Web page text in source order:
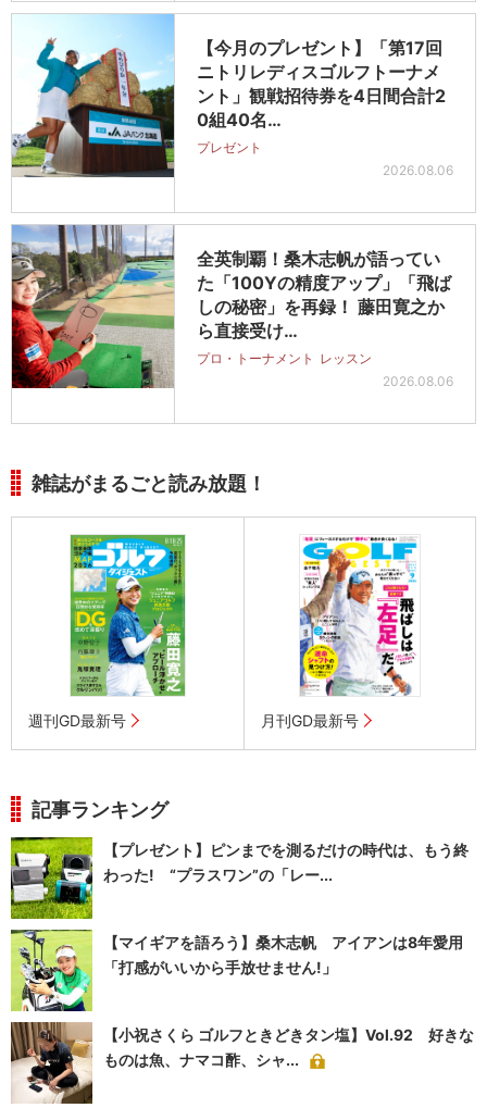
【今月のプレゼント】「第17回
ニトリレディスゴルフトーナメ
ント」観戦招待券を4日間合計2
0組40名…
プレゼント
2026.08.06
全英制覇！桑木志帆が語ってい
た「100Yの精度アップ」「飛ば
しの秘密」を再録！ 藤田寛之か
ら直接受け…
プロ・トーナメント レッスン
2026.08.06
雑誌がまるごと読み放題！
週刊GD最新号 月刊GD最新号
記事ランキング
【プレゼント】ピンまでを測るだけの時代は、もう終
わった! “プラスワン”の「レー...
【マイギアを語ろう】桑木志帆 アイアンは8年愛用
「打感がいいから手放せません!」
【小祝さくら ゴルフときどきタン塩】Vol.92 好きな
ものは魚、ナマコ酢、シャ...